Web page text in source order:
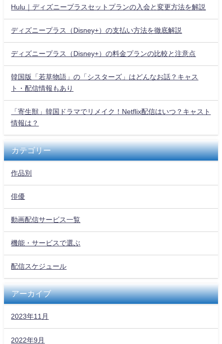
Hulu｜ディズニープラスセットプランの入会と変更方法を解説
ディズニープラス（Disney+）の支払い方法を徹底解説
ディズニープラス（Disney+）の料金プランの比較と注意点
韓国版「若草物語」の「シスターズ」はどんなお話？キャス
ト・配信情報もあり
「寄生獣」韓国ドラマでリメイク！Netflix配信はいつ？キャスト
情報は？
カテゴリー
作品別
俳優
動画配信サービス一覧
機能・サービスで選ぶ
配信スケジュール
アーカイブ
2023年11月
2022年9月